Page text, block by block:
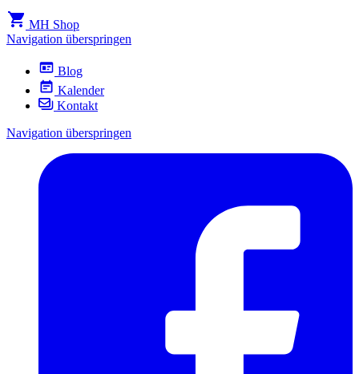
MH Shop
Navigation überspringen
Blog
Kalender
Kontakt
Navigation überspringen